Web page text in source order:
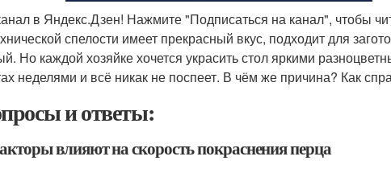
в Яндекс.Дзен! Нажмите "Подписаться на канал", чтобы
спелости имеет прекрасный вкус, подходит для
Но каждой хозяйке хочется украсить стол яркими
неделями и всё никак не поспеет. В чём же причина? Как
и ответы:
влияют на скорость покраснения перца